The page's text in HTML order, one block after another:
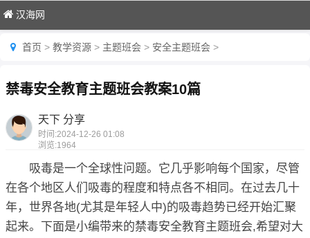
汉海网
首页 > 教学资源 > 主题班会 > 安全主题班会 >
禁毒安全教育主题班会教案10篇
天下 分享
时间:2024-12-26 01:08
浏览:1964
吸毒是一个全球性问题。它几乎影响每个国家，尽管
在各个地区人们吸毒的程度和特点各不相同。在过去几十
年，世界各地(尤其是年轻人中)的吸毒趋势已经开始汇聚
起来。下面是小编带来的禁毒安全教育主题班会,希望对大